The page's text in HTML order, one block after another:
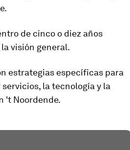
de cinco o diez años
visión general.
estrategias específicas para
la tecnología y la
't Noordende.